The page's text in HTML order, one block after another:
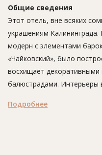
Общие сведения
Этот отель, вне всяких
украшениям Калининграда.
модерн с элементами
«Чайковский», было
восхищает декоративными
балюстрадами. Интерьеры
напоминает о жизни и
Подробнее